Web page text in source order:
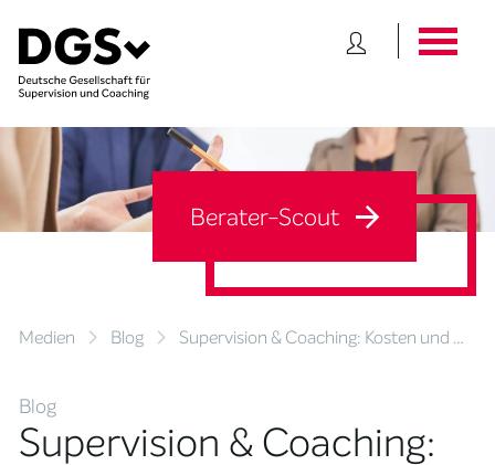
Medien Blog Supervision & Coaching: Kosten und …
Berater-Scout
Blog
Supervision & Coaching: